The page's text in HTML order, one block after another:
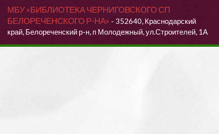
МБУ «БИБЛИОТЕКА ЧЕРНИГОВСКОГО СП
БЕЛОРЕЧЕНСКОГО Р-НА» - 352640, Краснодарский
край, Белореченский р-н, п Молодежный, ул.Строителей, 1А